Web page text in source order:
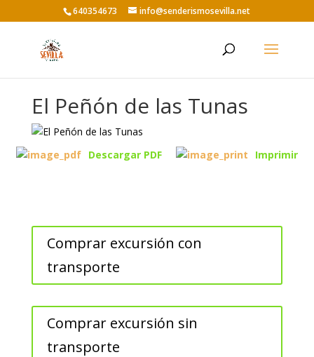
640354673 info@senderismosevilla.net
El Peñón de las Tunas
Descargar PDF Imprimir
Comprar excursión con
transporte
Comprar excursión sin
transporte